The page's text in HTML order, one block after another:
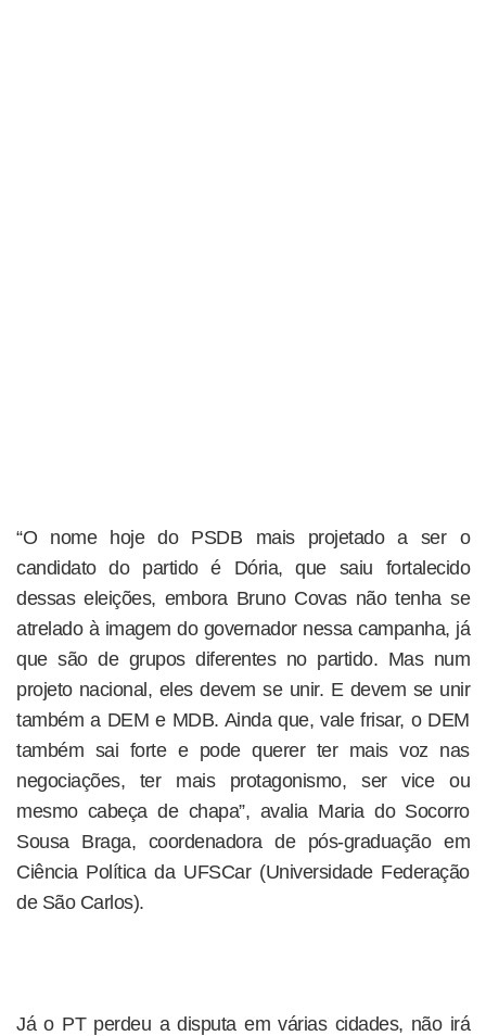
“O nome hoje do PSDB mais projetado a ser o
candidato do partido é Dória, que saiu fortalecido
dessas eleições, embora Bruno Covas não tenha se
atrelado à imagem do governador nessa campanha, já
que são de grupos diferentes no partido. Mas num
projeto nacional, eles devem se unir. E devem se unir
também a DEM e MDB. Ainda que, vale frisar, o DEM
também sai forte e pode querer ter mais voz nas
negociações, ter mais protagonismo, ser vice ou
mesmo cabeça de chapa”, avalia Maria do Socorro
Sousa Braga, coordenadora de pós-graduação em
Ciência Política da UFSCar (Universidade Federação
de São Carlos).
Já o PT perdeu a disputa em várias cidades, não irá